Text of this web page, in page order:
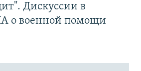
Дискуссии в
о военной помощи